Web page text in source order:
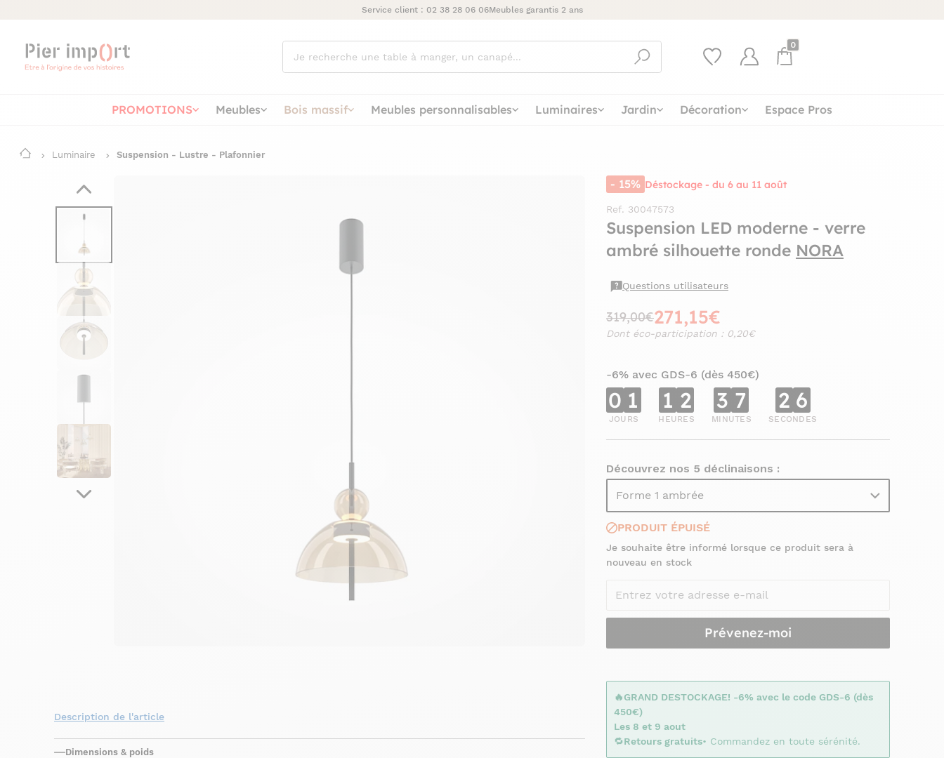
Service client : 02 38 28 06 06Meubles garantis 2 ans
cherchez
vous ?
0
PROMOTIONS Meubles Bois massif Meubles personnalisables Luminaires Jardin Décoration Espace Pros
Luminaire Suspension - Lustre - Plafonnier
- 15% Déstockage - du 6 au 11 août
Ref. 30047573
Suspension LED moderne - verre
ambré silhouette ronde NORA
Questions utilisateurs
319,00€271,15€
Dont éco-participation : 0,20€
-6% avec GDS-6 (dès 450€)
0 1
JOURS
1 2
HEURES
3 7
MINUTES
2 5
SECONDES
Découvrez nos 5 déclinaisons :
Forme 1 ambrée
PRODUIT ÉPUISÉ
Je souhaite être informé lorsque ce produit sera à
nouveau en stock
Prévenez-moi
🔥GRAND DESTOCKAGE! -6% avec le code GDS-6 (dès
450€)
Les 8 et 9 aout
🔁Retours gratuits• Commandez en toute sérénité.
Description de l'article
Dimensions & poids